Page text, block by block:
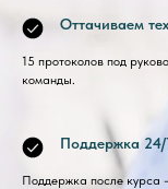
Оттачиваем
15 протоколов под
команды.
Поддержка 24/
Поддержка после курса